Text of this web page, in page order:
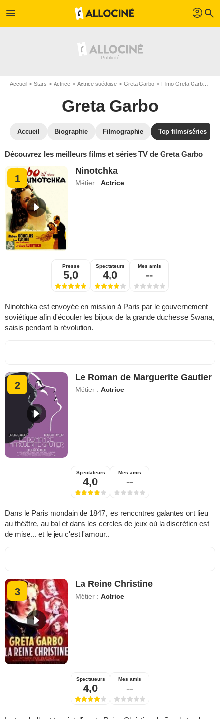
menu profil search
Accueil Stars Actrice Actrice suédoise Greta Garbo Filmo Greta Garbo
Greta Garbo
Accueil Biographie Filmographie Top films/séries
Découvrez les meilleurs films et séries TV de Greta Garbo
1
Ninotchka
Métier :Actrice
Presse
5,0
Spectateurs
4,0
Mes amis
--
Ninotchka est envoyée en mission à Paris par le gouvernement
soviétique afin d'écouler les bijoux de la grande duchesse Swana,
saisis pendant la révolution.
2
Le Roman de Marguerite Gautier
Métier :Actrice
Spectateurs
4,0
Mes amis
--
Dans le Paris mondain de 1847, les rencontres galantes ont lieu
au théâtre, au bal et dans les cercles de jeux où la discrétion est
de mise... et le jeu c'est l'amour...
3
La Reine Christine
Métier :Actrice
Spectateurs
4,0
Mes amis
--